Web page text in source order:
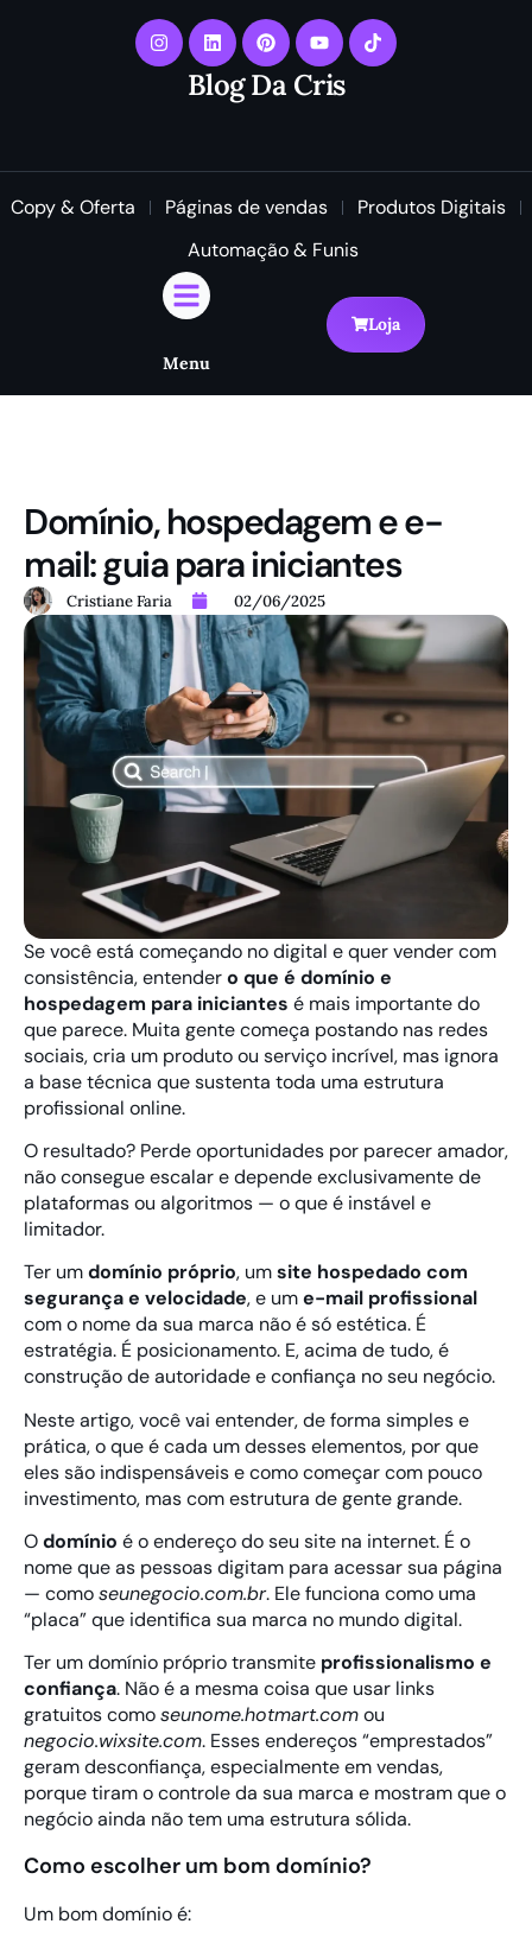
Blog Da Cris
Copy & Oferta Páginas de vendas
Produtos Digitais
Automação & Funis
Menu
Loja
Domínio, hospedagem e e-
mail: guia para iniciantes
Cristiane Faria 02/06/2025
Se você está começando no digital e quer vender com
consistência, entendero que é domínio e
hospedagem para iniciantes é mais importante do
que parece. Muita gente começa postando nas redes
sociais, cria um produto ou serviço incrível, mas ignora
a base técnica que sustenta toda uma estrutura
profissional online.
O resultado? Perde oportunidades por parecer amador,
não consegue escalar e depende exclusivamente de
plataformas ou algoritmos — o que é instável e
limitador.
Ter umdomínio próprio, umsite hospedado com
segurança e velocidade, e ume-mail profissional
com o nome da sua marca não é só estética. É
estratégia. É posicionamento. E, acima de tudo, é
construção de autoridade e confiança no seu negócio.
Neste artigo, você vai entender, de forma simples e
prática, o que é cada um desses elementos, por que
eles são indispensáveis e como começar com pouco
investimento, mas com estrutura de gente grande.
Odomínio é o endereço do seu site na internet. É o
nome que as pessoas digitam para acessar sua página
— comoseunegocio.com.br. Ele funciona como uma
“placa” que identifica sua marca no mundo digital.
Ter um domínio próprio transmite profissionalismo e
confiança. Não é a mesma coisa que usar links
gratuitos comoseunome.hotmart.comou
negocio.wixsite.com. Esses endereços “emprestados”
geram desconfiança, especialmente em vendas,
porque tiram o controle da sua marca e mostram que o
negócio ainda não tem uma estrutura sólida.
Como escolher um bom domínio?
Um bom domínio é: